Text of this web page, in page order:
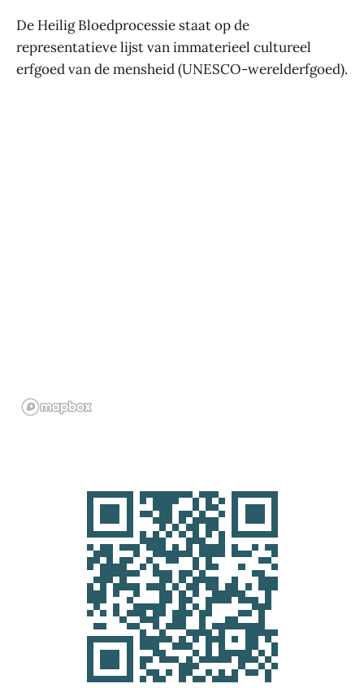
De Heilig Bloedprocessie staat op de
representatieve lijst van immaterieel cultureel
erfgoed van de mensheid (UNESCO-werelderfgoed).